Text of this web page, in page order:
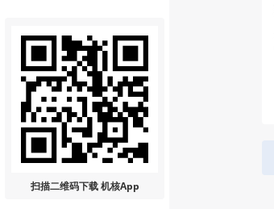
扫描二维码下载 机核App